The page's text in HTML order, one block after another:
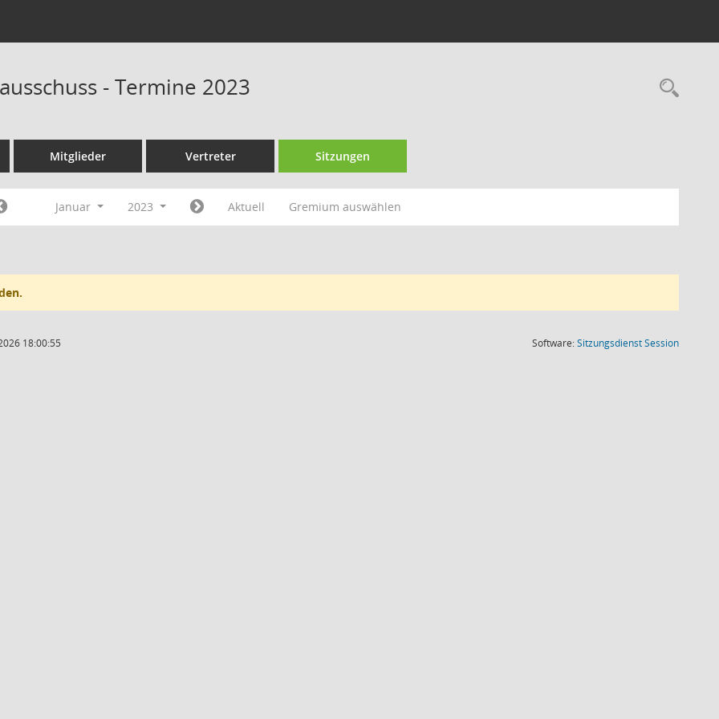
- Termine 2023
Mitglieder Vertreter Sitzungen
Januar 2023 Aktuell Gremium auswählen
18:00:55 Software:SitzungsdienstSession(Wird in